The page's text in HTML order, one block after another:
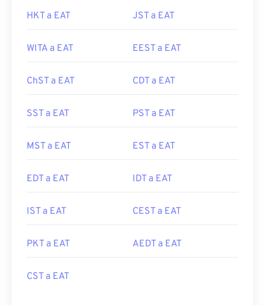
HKT a EAT JST a EAT
WITA a EAT EEST a EAT
ChST a EAT CDT a EAT
SST a EAT PST a EAT
MST a EAT EST a EAT
EDT a EAT IDT a EAT
IST a EAT CEST a EAT
PKT a EAT AEDT a EAT
CST a EAT